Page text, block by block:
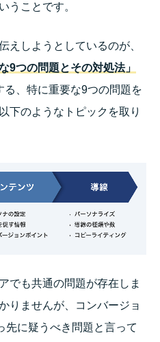
うことです。
えしようとしているのが、
9つの問題とその対処法」
、特に重要な9つの問題を
下のようなトピックを取り
でも共通の問題が存在しま
りませんが、コンバージョ
先に疑うべき問題と言って